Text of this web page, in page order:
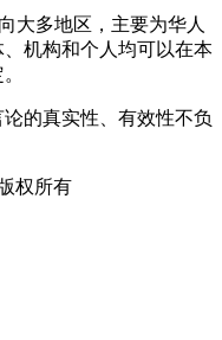
大多地区，主要为华人
机构和个人均可以在本
的真实性、有效性不负
权所有